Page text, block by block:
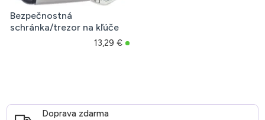
Bezpečnostná
schránka/trezor na kľúče
13,29 €
Doprava zdarma